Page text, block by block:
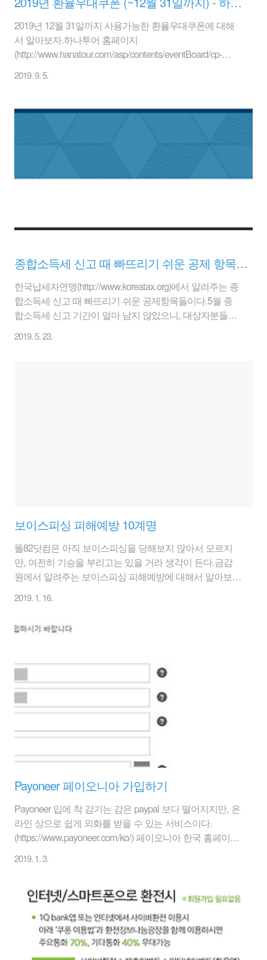
2019년 12월 31일까지 사용가능한 환율우대쿠폰에 대해
서 알아보자.하나투어 홈페이지
(http://www.hanatour.com/asp/contents/eventBoard/cp-
~ 90% 환율 우대 쿠폰이 있다. 신한은행(써니뱅크)가 어플
는 최대이다.보통 해외여행은 달러(USD) 있으면 해외현지
70% 우대 2. KEB하나은행 : 70% 환율..
2019. 9. 5.
종합소득세 신고 때 빠뜨리기 쉬운 공제 항목은?
한국납세자연맹(http://www.koreatax.org)에서 알려주는 종
합소득세 신고 때 빠뜨리기 쉬운 공제항목들이다.5월 종
합소득세 신고 기간이 얼마 남지 않았으니, 대상자분들은
공제 종합소득자들이 가장 놓치기 쉬운 소득공제 항목은
2019. 5. 23.
보이스피싱 피해예방 10계명
똘82닷컴은 아직 보이스피싱을 당해보지 않아서 모르지
만, 여전히 기승을 부리고는 있을 거라 생각이 든다.금감
원에서 알려주는 보이스피싱 피해예방에 대해서 알아보
며 자금이체를 요구하면 일단 보이스피싱 의심2. 전화, 문
인3. 대출 처리비용 등을 이유로 선입금 요구시 보이스피
올라 저금리 대출이 가능하다는 말은 보이스피싱5. 납치,
협박 전화를 받는 경우 자녀 안전부터 확인6. 채용을 이유
로 계좌 비밀번호 등 요구시 보이스피싱 의심7. 가족 등 사
칭 금전 요구시 먼저 본인 확인8. 출처 불명 파일, 이메일,
문자는 클릭하지 말고 삭제9. 금감원..
2019. 1. 16.
Payoneer 페이오니아 가입하기
Payoneer 입에 착 감기는 감은 paypal 보다 떨어지지만, 온
라인 상으로 쉽게 외화를 받을 수 있는 서비스이다.
(https://www.payoneer.com/ko/) 페이오니아 한국 홈페이지
통화의 수령계좌 서비스를 제공하고 있습니다. Payoneer
CAD, AUD 등 다양한 통화로 대금을 송금 받아보세요. 세
있습니다! 언제든 원하는 통화(KRW, USD, EUR, GBP,
JPY 등)로 Payoneer의 자금을 한국의 은행계좌로 이체할
수 있습니다. 뿐만 아니라 ATM기기에서 현금을 인출하거
2019. 1. 3.